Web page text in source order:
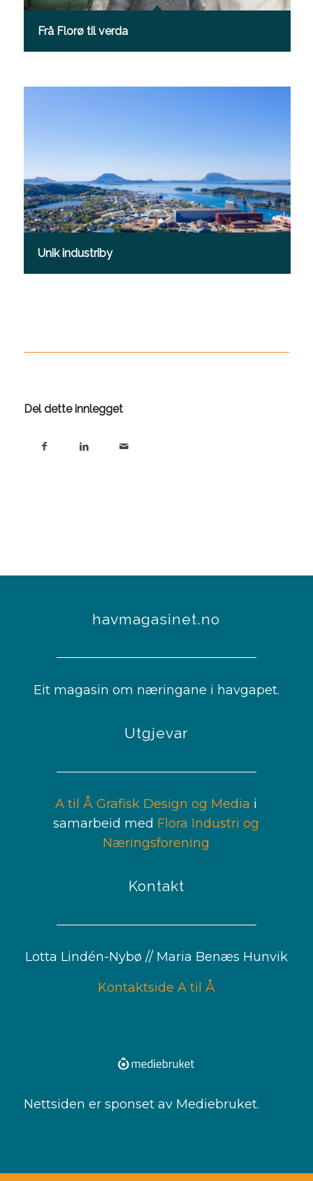
Frå Florø til verda
Unik industriby
Del dette innlegget
havmagasinet.no
Eit magasin om næringane i havgapet.
Utgjevar
A til Å Grafisk Design og Media i
samarbeid med Flora Industri og
Næringsforening
Kontakt
Lotta Lindén-Nybø // Maria Benæs Hunvik
Kontaktside A til Å
Nettsiden er sponset av Mediebruket.